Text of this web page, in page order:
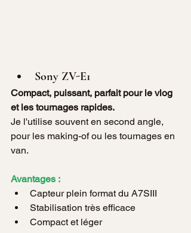
Sony ZV-E1
Compact, puissant, parfait pour le vlog
et les tournages rapides.
Je l'utilise souvent en second angle,
pour les making-of ou les tournages en
van.
Avantages :
Capteur plein format du A7SIII
Stabilisation très efficace
Compact et léger